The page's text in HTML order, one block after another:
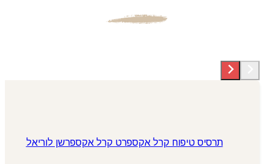
תרסיס טיפוח קרל אקספרט קרל אקספרשן לוריאל